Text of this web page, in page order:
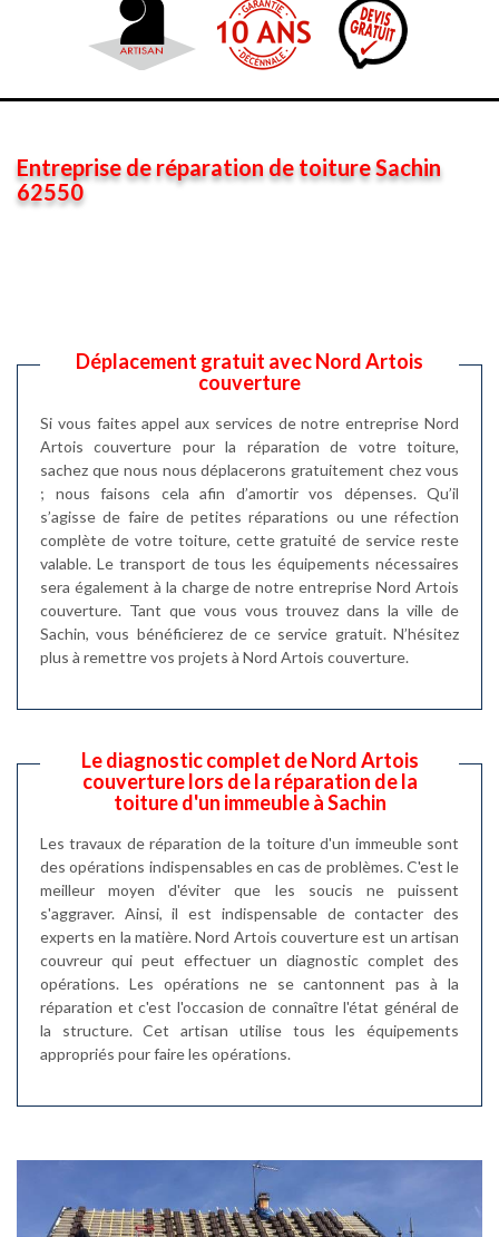
Entreprise de réparation de toiture Sachin
62550
Déplacement gratuit avec Nord Artois
couverture
Si vous faites appel aux services de notre entreprise Nord
Artois couverture pour la réparation de votre toiture,
sachez que nous nous déplacerons gratuitement chez vous
; nous faisons cela afin d’amortir vos dépenses. Qu’il
s’agisse de faire de petites réparations ou une réfection
complète de votre toiture, cette gratuité de service reste
valable. Le transport de tous les équipements nécessaires
sera également à la charge de notre entreprise Nord Artois
couverture. Tant que vous vous trouvez dans la ville de
Sachin, vous bénéficierez de ce service gratuit. N’hésitez
plus à remettre vos projets à Nord Artois couverture.
Le diagnostic complet de Nord Artois
couverture lors de la réparation de la
toiture d'un immeuble à Sachin
Les travaux de réparation de la toiture d'un immeuble sont
des opérations indispensables en cas de problèmes. C'est le
meilleur moyen d'éviter que les soucis ne puissent
s'aggraver. Ainsi, il est indispensable de contacter des
experts en la matière. Nord Artois couverture est un artisan
couvreur qui peut effectuer un diagnostic complet des
opérations. Les opérations ne se cantonnent pas à la
réparation et c'est l'occasion de connaître l'état général de
la structure. Cet artisan utilise tous les équipements
appropriés pour faire les opérations.